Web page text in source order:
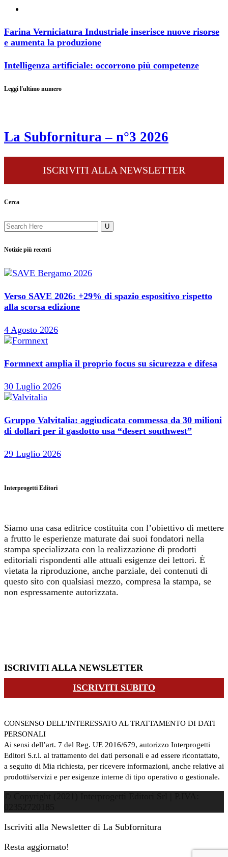
Farina Verniciatura Industriale inserisce nuove risorse
e aumenta la produzione
Intelligenza artificiale: occorrono più competenze
Leggi l'ultimo numero
La Subfornitura – n°3 2026
ISCRIVITI ALLA NEWSLETTER
Cerca
Notizie più recenti
Verso SAVE 2026: +29% di spazio espositivo rispetto
alla scorsa edizione
4 Agosto 2026
Formnext amplia il proprio focus su sicurezza e difesa
30 Luglio 2026
Gruppo Valvitalia: aggiudicata commessa da 30 milioni
di dollari per il gasdotto usa “desert southwest”
29 Luglio 2026
Interprogetti Editori
Siamo una casa editrice costituita con l’obiettivo di mettere
a frutto le esperienze maturate dai suoi fondatori nella
stampa specializzata con la realizzazione di prodotti
editoriali rispondenti alle attuali esigenze dei lettori. È
vietata la riproduzione, anche parziale, dei contenuti di
questo sito con qualsiasi mezzo, compresa la stampa, se
non espressamente autorizzata.
ISCRIVITI ALLA NEWSLETTER
ISCRIVITI SUBITO
CONSENSO DELL'INTERESSATO AL TRATTAMENTO DI DATI
PERSONALI
Ai sensi dell’art. 7 del Reg. UE 2016/679, autorizzo Interprogetti
Editori S.r.l. al trattamento dei dati personali e ad essere ricontattato,
a seguito di Mia richiesta, per ricevere informazioni, anche relative ai
prodotti/servizi e per esigenze interne di tipo operativo o gestionale.
Iscriviti alla Newsletter di La Subfornitura
Resta aggiornato!